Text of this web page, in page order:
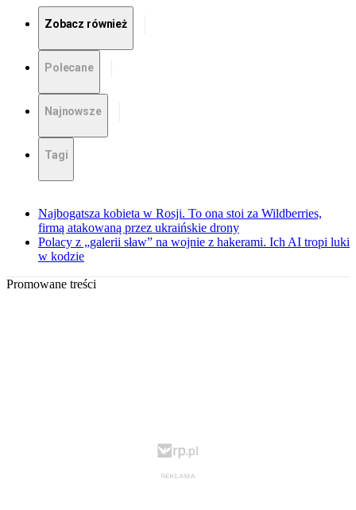
Zobacz również
Polecane
Najnowsze
Tagi
Najbogatsza kobieta w Rosji. To ona stoi za Wildberries,
firmą atakowaną przez ukraińskie drony
Polacy z „galerii sław” na wojnie z hakerami. Ich AI tropi luki
w kodzie
Promowane treści